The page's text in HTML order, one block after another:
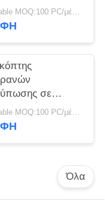
τυπωμένων
μεταξιού
negotiable MOQ:100 PC/μέρος
σε
τυπωμένων
μεταξιού
negotiable MOQ:100 PC/μέρος
Όλα